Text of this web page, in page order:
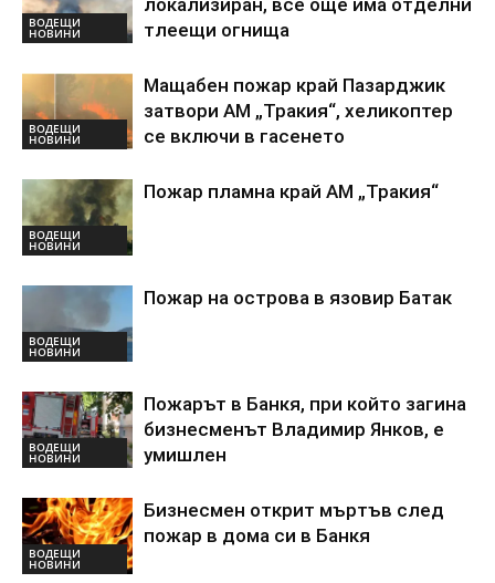
ВОДЕЩИ
НОВИНИ
локализиран, все още има отделни
тлеещи огнища
ВОДЕЩИ
НОВИНИ
Мащабен пожар край Пазарджик
затвори АМ „Тракия“, хеликоптер
се включи в гасенето
ВОДЕЩИ
НОВИНИ
Пожар пламна край АМ „Тракия“
ВОДЕЩИ
НОВИНИ
Пожар на острова в язовир Батак
ВОДЕЩИ
НОВИНИ
Пожарът в Банкя, при който загина
бизнесменът Владимир Янков, е
умишлен
ВОДЕЩИ
НОВИНИ
Бизнесмен открит мъртъв след
пожар в дома си в Банкя